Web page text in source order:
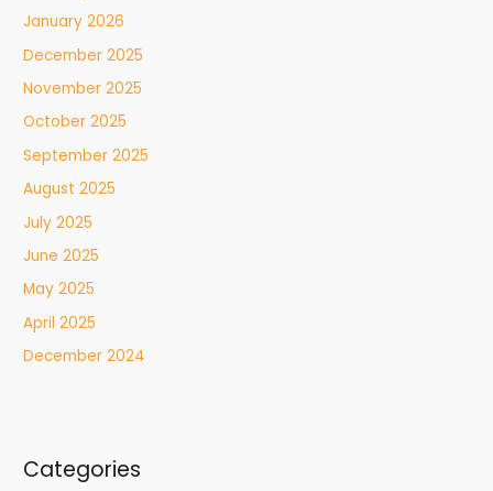
January 2026
December 2025
November 2025
October 2025
September 2025
August 2025
July 2025
June 2025
May 2025
April 2025
December 2024
Categories